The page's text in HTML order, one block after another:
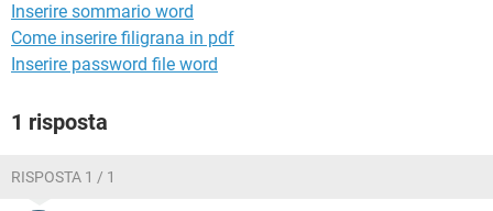
Inserire sommario word
Come inserire filigrana in pdf
Inserire password file word
1 risposta
RISPOSTA 1 / 1